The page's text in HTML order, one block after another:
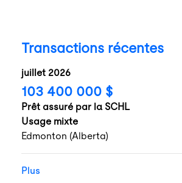
Transactions récentes
juillet 2026
103 400 000 $
Prêt assuré par la SCHL
Usage mixte
Edmonton (Alberta)
Plus